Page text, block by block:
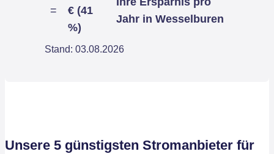
=
€ (41
%)
Jahr in Wesselburen
Stand: 03.08.2026
Unsere 5 günstigsten Stromanbieter für